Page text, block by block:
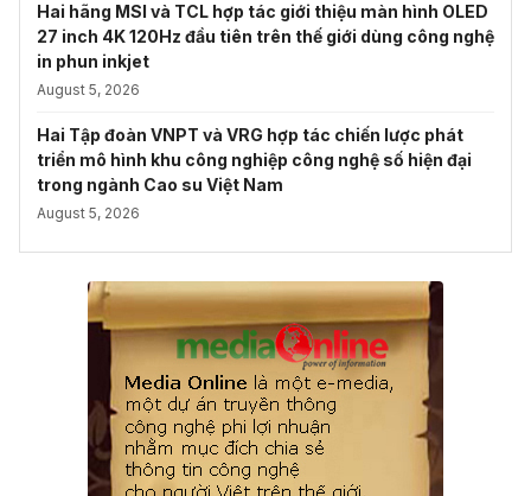
Hai hãng MSI và TCL hợp tác giới thiệu màn hình OLED
27 inch 4K 120Hz đầu tiên trên thế giới dùng công nghệ
in phun inkjet
August 5, 2026
Hai Tập đoàn VNPT và VRG hợp tác chiến lược phát
triển mô hình khu công nghiệp công nghệ số hiện đại
trong ngành Cao su Việt Nam
August 5, 2026